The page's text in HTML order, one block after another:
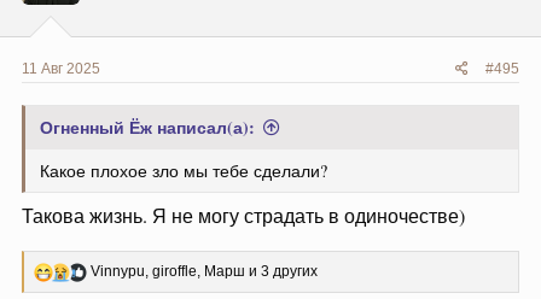
11 Авг 2025 #495
Огненный Ёж написал(а):
Какое плохое зло мы тебе сделали?
Такова жизнь. Я не могу страдать в одиночестве)
Р
е
Vinnypu, giroffle, Марш и 3 других